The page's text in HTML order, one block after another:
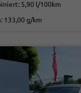
5,90 l/100km
133,00 g/km